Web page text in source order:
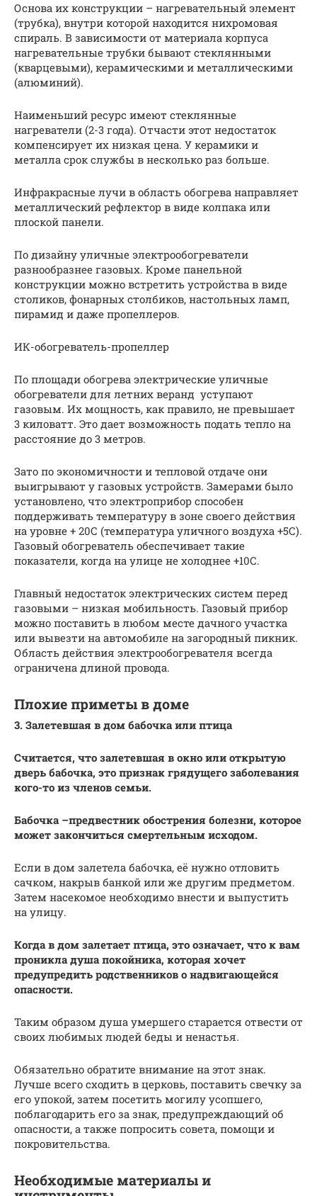
Основа их конструкции – нагревательный элемент
(трубка), внутри которой находится нихромовая
спираль. В зависимости от материала корпуса
нагревательные трубки бывают стеклянными
(кварцевыми), керамическими и металлическими
(алюминий).
Наименьший ресурс имеют стеклянные
нагреватели (2-3 года). Отчасти этот недостаток
компенсирует их низкая цена. У керамики и
металла срок службы в несколько раз больше.
Инфракрасные лучи в область обогрева направляет
металлический рефлектор в виде колпака или
плоской панели.
По дизайну уличные электрообогреватели
разнообразнее газовых. Кроме панельной
конструкции можно встретить устройства в виде
столиков, фонарных столбиков, настольных ламп,
пирамид и даже пропеллеров.
ИК-обогреватель-пропеллер
По площади обогрева электрические уличные
обогреватели для летних веранд уступают
газовым. Их мощность, как правило, не превышает
3 киловатт. Это дает возможность подать тепло на
расстояние до 3 метров.
Зато по экономичности и тепловой отдаче они
выигрывают у газовых устройств. Замерами было
установлено, что электроприбор способен
поддерживать температуру в зоне своего действия
на уровне + 20С (температура уличного воздуха +5С).
Газовый обогреватель обеспечивает такие
показатели, когда на улице не холоднее +10С.
Главный недостаток электрических систем перед
газовыми – низкая мобильность. Газовый прибор
можно поставить в любом месте дачного участка
или вывезти на автомобиле на загородный пикник.
Область действия электрообогревателя всегда
ограничена длиной провода.
Плохие приметы в доме
3. Залетевшая в дом бабочка или птица
Считается, что залетевшая в окно или открытую
дверь бабочка, это признак грядущего заболевания
кого-то из членов семьи.
Бабочка –предвестник обострения болезни, которое
может закончиться смертельным исходом.
Если в дом залетела бабочка, её нужно отловить
сачком, накрыв банкой или же другим предметом.
Затем насекомое необходимо внести и выпустить
на улицу.
Когда в дом залетает птица, это означает, что к вам
проникла душа покойника, которая хочет
предупредить родственников о надвигающейся
опасности.
Таким образом душа умершего старается отвести от
своих любимых людей беды и ненастья.
Обязательно обратите внимание на этот знак.
Лучше всего сходить в церковь, поставить свечку за
его упокой, затем посетить могилу усопшего,
поблагодарить его за знак, предупреждающий об
опасности, а также попросить совета, помощи и
покровительства.
Необходимые материалы и